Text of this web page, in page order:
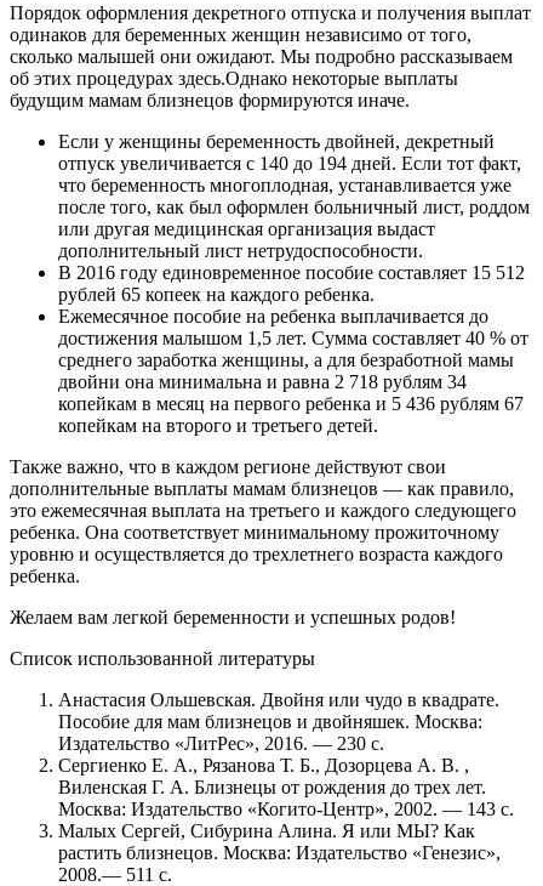
Порядок оформления декретного отпуска и получения выплат
одинаков для беременных женщин независимо от того,
сколько малышей они ожидают. Мы подробно рассказываем
об этих процедурах здесь.Однако некоторые выплаты
будущим мамам близнецов формируются иначе.
Если у женщины беременность двойней, декретный
отпуск увеличивается с 140 до 194 дней. Если тот факт,
что беременность многоплодная, устанавливается уже
после того, как был оформлен больничный лист, роддом
или другая медицинская организация выдаст
дополнительный лист нетрудоспособности.
В 2016 году единовременное пособие составляет 15 512
рублей 65 копеек на каждого ребенка.
Ежемесячное пособие на ребенка выплачивается до
достижения малышом 1,5 лет. Сумма составляет 40 % от
среднего заработка женщины, а для безработной мамы
двойни она минимальна и равна 2 718 рублям 34
копейкам в месяц на первого ребенка и 5 436 рублям 67
копейкам на второго и третьего детей.
Также важно, что в каждом регионе действуют свои
дополнительные выплаты мамам близнецов — как правило,
это ежемесячная выплата на третьего и каждого следующего
ребенка. Она соответствует минимальному прожиточному
уровню и осуществляется до трехлетнего возраста каждого
ребенка.
Желаем вам легкой беременности и успешных родов!
Список использованной литературы
Анастасия Ольшевская. Двойня или чудо в квадрате.
Пособие для мам близнецов и двойняшек. Москва:
Издательство «ЛитРес», 2016. — 230 с.
Сергиенко Е. А., Рязанова Т. Б., Дозорцева А. В. ,
Виленская Г. А. Близнецы от рождения до трех лет.
Москва: Издательство «Когито-Центр», 2002. — 143 с.
Малых Сергей, Сибурина Алина. Я или МЫ? Как
растить близнецов. Москва: Издательство «Генезис»,
2008.— 511 с.